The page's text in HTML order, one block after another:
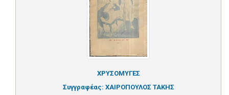
ΧΡΥΣΟΜΥΓΕΣ
Συγγραφέας: ΧΑΙΡΟΠΟΥΛΟΣ ΤΑΚΗΣ